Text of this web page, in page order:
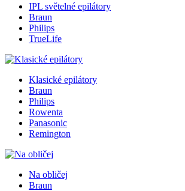
IPL světelné epilátory
Braun
Philips
TrueLife
Klasické epilátory
Braun
Philips
Rowenta
Panasonic
Remington
Na obličej
Braun